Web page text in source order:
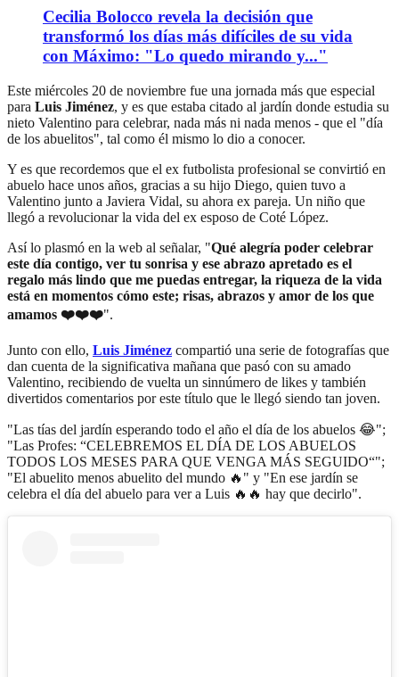
Cecilia Bolocco revela la decisión que
transformó los días más difíciles de su vida
con Máximo: "Lo quedo mirando y..."
Este miércoles 20 de noviembre fue una jornada más que especial
para Luis Jiménez, y es que estaba citado al jardín donde estudia su
nieto Valentino para celebrar, nada más ni nada menos - que el "día
de los abuelitos", tal como él mismo lo dio a conocer.
Y es que recordemos que el ex futbolista profesional se convirtió en
abuelo hace unos años, gracias a su hijo Diego, quien tuvo a
Valentino junto a Javiera Vidal, su ahora ex pareja. Un niño que
llegó a revolucionar la vida del ex esposo de Coté López.
Así lo plasmó en la web al señalar, "Qué alegría poder celebrar
este día contigo, ver tu sonrisa y ese abrazo apretado es el
regalo más lindo que me puedas entregar, la riqueza de la vida
está en momentos cómo este; risas, abrazos y amor de los que
amamos ❤️❤️❤️".
Junto con ello, Luis Jiménez compartió una serie de fotografías que
dan cuenta de la significativa mañana que pasó con su amado
Valentino, recibiendo de vuelta un sinnúmero de likes y también
divertidos comentarios por este título que le llegó siendo tan joven.
"Las tías del jardín esperando todo el año el día de los abuelos 😂";
"Las Profes: “CELEBREMOS EL DÍA DE LOS ABUELOS
TODOS LOS MESES PARA QUE VENGA MÁS SEGUIDO“";
"El abuelito menos abuelito del mundo 🔥" y "En ese jardín se
celebra el día del abuelo para ver a Luis 🔥🔥 hay que decirlo".